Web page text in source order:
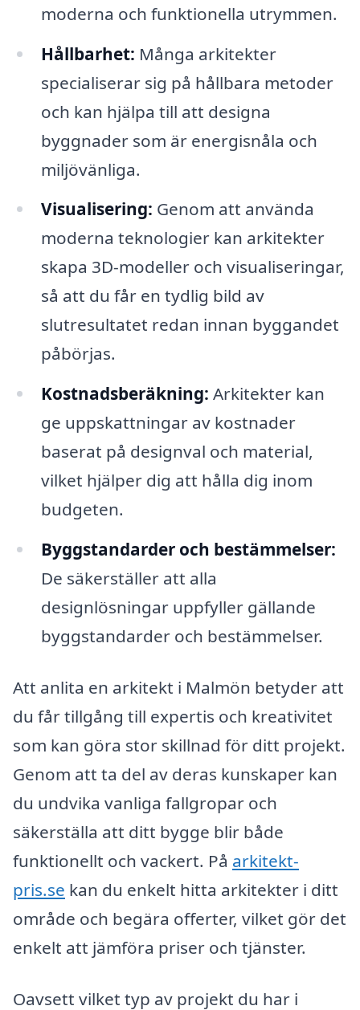
moderna och funktionella utrymmen.
Hållbarhet: Många arkitekter
specialiserar sig på hållbara metoder
och kan hjälpa till att designa
byggnader som är energisnåla och
miljövänliga.
Visualisering: Genom att använda
moderna teknologier kan arkitekter
skapa 3D-modeller och visualiseringar,
så att du får en tydlig bild av
slutresultatet redan innan byggandet
påbörjas.
Kostnadsberäkning: Arkitekter kan
ge uppskattningar av kostnader
baserat på designval och material,
vilket hjälper dig att hålla dig inom
budgeten.
Byggstandarder och bestämmelser:
De säkerställer att alla
designlösningar uppfyller gällande
byggstandarder och bestämmelser.
Att anlita en arkitekt i Malmön betyder att
du får tillgång till expertis och kreativitet
som kan göra stor skillnad för ditt projekt.
Genom att ta del av deras kunskaper kan
du undvika vanliga fallgropar och
säkerställa att ditt bygge blir både
funktionellt och vackert. På arkitekt-
pris.se kan du enkelt hitta arkitekter i ditt
område och begära offerter, vilket gör det
enkelt att jämföra priser och tjänster.
Oavsett vilket typ av projekt du har i